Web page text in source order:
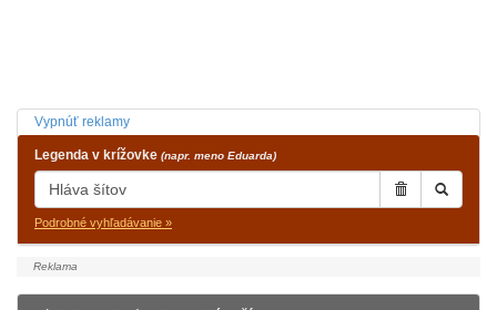
Vypnúť reklamy
Legenda v krížovke (napr. meno Eduarda)
Podrobné vyhľadávanie »